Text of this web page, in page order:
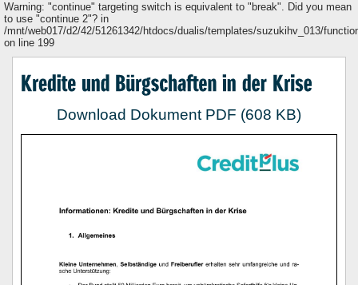
Warning: "continue" targeting switch is equivalent to "break". Did you mean
to use "continue 2"? in
/mnt/web017/d2/42/51261342/htdocs/dualis/templates/suzukihv_013/
on line 199
Download Dokument PDF (608 KB)